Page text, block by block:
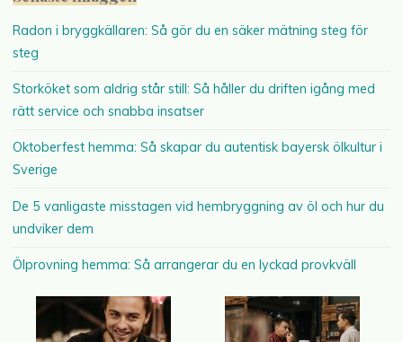
Radon i bryggkällaren: Så gör du en säker mätning steg för
steg
Storköket som aldrig står still: Så håller du driften igång med
rätt service och snabba insatser
Oktoberfest hemma: Så skapar du autentisk bayersk ölkultur i
Sverige
De 5 vanligaste misstagen vid hembryggning av öl och hur du
undviker dem
Ölprovning hemma: Så arrangerar du en lyckad provkväll